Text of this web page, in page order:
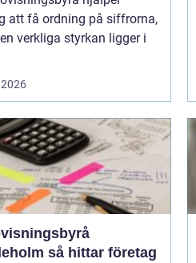
att få ordning på siffrorna,
verkliga styrkan ligger i
hittar företag